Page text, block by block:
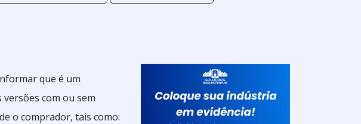
que é um
com ou sem
o comprador, tais como: